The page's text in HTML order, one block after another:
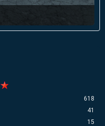
618
41
15